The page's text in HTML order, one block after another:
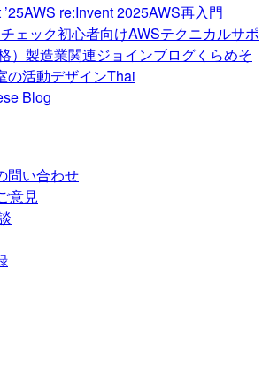
AWS re:Invent 2025AWS再入門
ェック初心者向けAWSテクニカルサポ
） 製造業関連ジョインブログくらめそ
の活動デザインThai
Blog
問い合わせ
意見